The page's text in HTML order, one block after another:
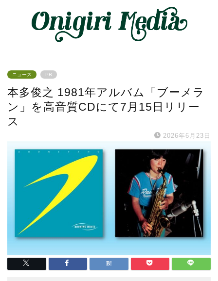
ニュース PR
本多俊之 1981年アルバム「ブーメラ
ン」を高音質CDにて7月15日リリー
ス
2026年6月23日